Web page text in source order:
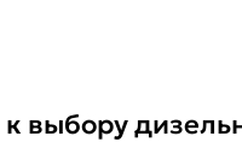
выбору